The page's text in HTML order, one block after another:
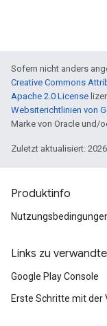
Sofern nicht anders
Creative Commons
Apache 2.0 License
Websiterichtlinien von
Marke von Oracle und/
Zuletzt aktualisiert:
Produktinfo
Links zu
Google Play Console
Erste Schritte mit